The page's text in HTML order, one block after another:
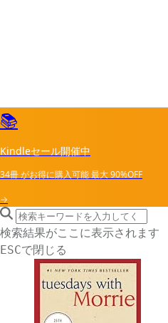
📚
Kindleセール開催中
34冊がお得に購入可能最大90%OFF
→
search icon
サイト内検索
検索結果がここに表示されます
ESCで閉じる